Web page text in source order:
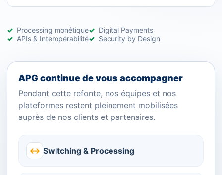
Processing monétique
Digital Payments
APIs & Interopérabilité
Security by Design
APG continue de vous accompagner
Pendant cette refonte, nos équipes et nos
plateformes restent pleinement mobilisées
auprès de nos clients et partenaires.
↔ Switching & Processing